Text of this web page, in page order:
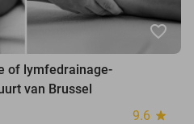
favorite_border
of lymfedrainage-
van Brussel
9.6 star